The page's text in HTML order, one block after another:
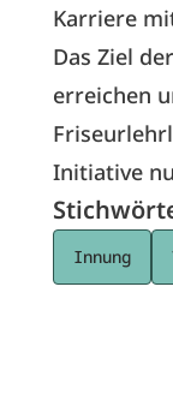
Karriere
Das Ziel
erreichen
Initiative
Innung